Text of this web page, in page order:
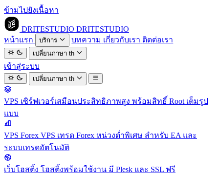
ข้ามไปยังเนื้อหา
DRITESTUDIO DRITESTUDIO
หน้าแรก
บริการ บทความ เกี่ยวกับเรา ติดต่อเรา
เปลี่ยนภาษาth
เข้าสู่ระบบ
เปลี่ยนภาษาth
VPS เซิร์ฟเวอร์เสมือนประสิทธิภาพสูง พร้อมสิทธิ์ Root เต็มรูป
แบบ
VPS Forex VPS เทรด Forex หน่วงต่ำพิเศษ สำหรับ EA และ
ระบบเทรดอัตโนมัติ
เว็บโฮสติ้ง โฮสติ้งพร้อมใช้งาน มี Plesk และ SSL ฟรี